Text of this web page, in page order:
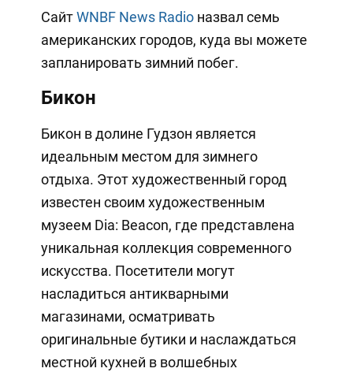
СайтWNBF News Radioназвал семь
американских городов, куда вы можете
запланировать зимний побег.
Бикон
Бикон в долине Гудзон является
идеальным местом для зимнего
отдыха. Этот художественный город
известен своим художественным
музеем Dia: Beacon, где представлена
уникальная коллекция современного
искусства. Посетители могут
насладиться антикварными
магазинами, осматривать
оригинальные бутики и наслаждаться
местной кухней в волшебных